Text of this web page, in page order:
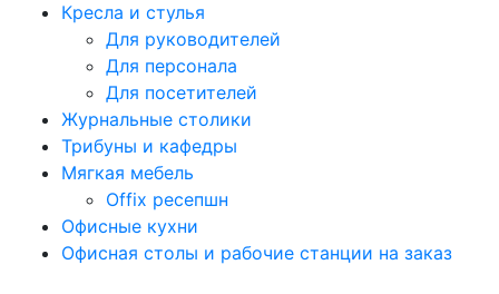
Кресла и стулья
Для руководителей
Для персонала
Для посетителей
Журнальные столики
Трибуны и кафедры
Мягкая мебель
Offix ресепшн
Офисные кухни
Офисная столы и рабочие станции на заказ